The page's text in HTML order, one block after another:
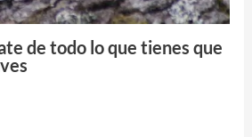
de todo lo que tienes que